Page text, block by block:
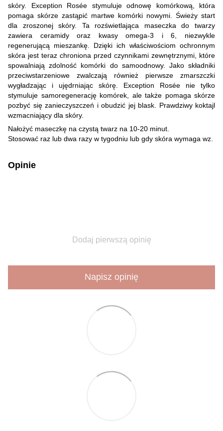
skóry. Exception Rosée stymuluje odnowę komórkową, która
pomaga skórze zastąpić martwe komórki nowymi. Świeży start
dla zroszonej skóry. Ta rozświetlająca maseczka do twarzy
zawiera ceramidy oraz kwasy omega-3 i 6, niezwykle
regenerującą mieszankę. Dzięki ich właściwościom ochronnym
skóra jest teraz chroniona przed czynnikami zewnętrznymi, które
spowalniają zdolność komórki do samoodnowy. Jako składniki
przeciwstarzeniowe zwalczają również pierwsze zmarszczki
wygładzając i ujędrniając skórę. Exception Rosée nie tylko
stymuluje samoregenerację komórek, ale także pomaga skórze
pozbyć się zanieczyszczeń i obudzić jej blask. Prawdziwy koktajl
wzmacniający dla skóry.
Nałożyć maseczkę na czystą twarz na 10-20 minut.
Stosować raz lub dwa razy w tygodniu lub gdy skóra wymaga wz.
Opinie
Dodaj pierwszą opinię
Napisz opinię